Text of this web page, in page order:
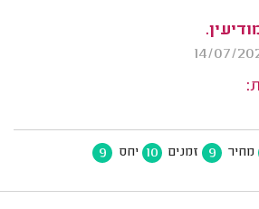
מחיר 9 זמנים 10 יחס 9